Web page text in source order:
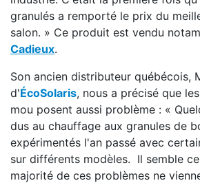
granulés a remporté le prix du
salon. » Ce produit est vendu
Cadieux.
Son ancien distributeur québécois,
d'ÉcoSolaris, nous a précisé que
mou posent aussi problème : «
dus au chauffage aux granules de
expérimentés l'an passé avec
sur différents modèles. Il semble
majorité de ces problèmes ne